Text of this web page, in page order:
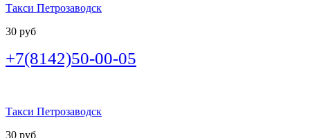
Такси Петрозаводск
30 руб
+7(8142)50-00-05
Такси Петрозаводск
30 руб